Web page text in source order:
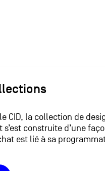
CID, la collection de
s’est construite d’une
est lié à sa